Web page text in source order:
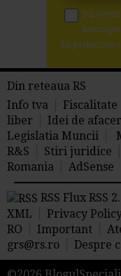
Da,
fie prelucrate
Din reteaua RS
Info tva
Fiscalitate
liber
Idei de
Legislatia Muncii
R&S
Stiri juridice
Romania
AdSense
RSS Flux RSS
XML
Privacy
RO
Important
grs@rs.ro
Despre